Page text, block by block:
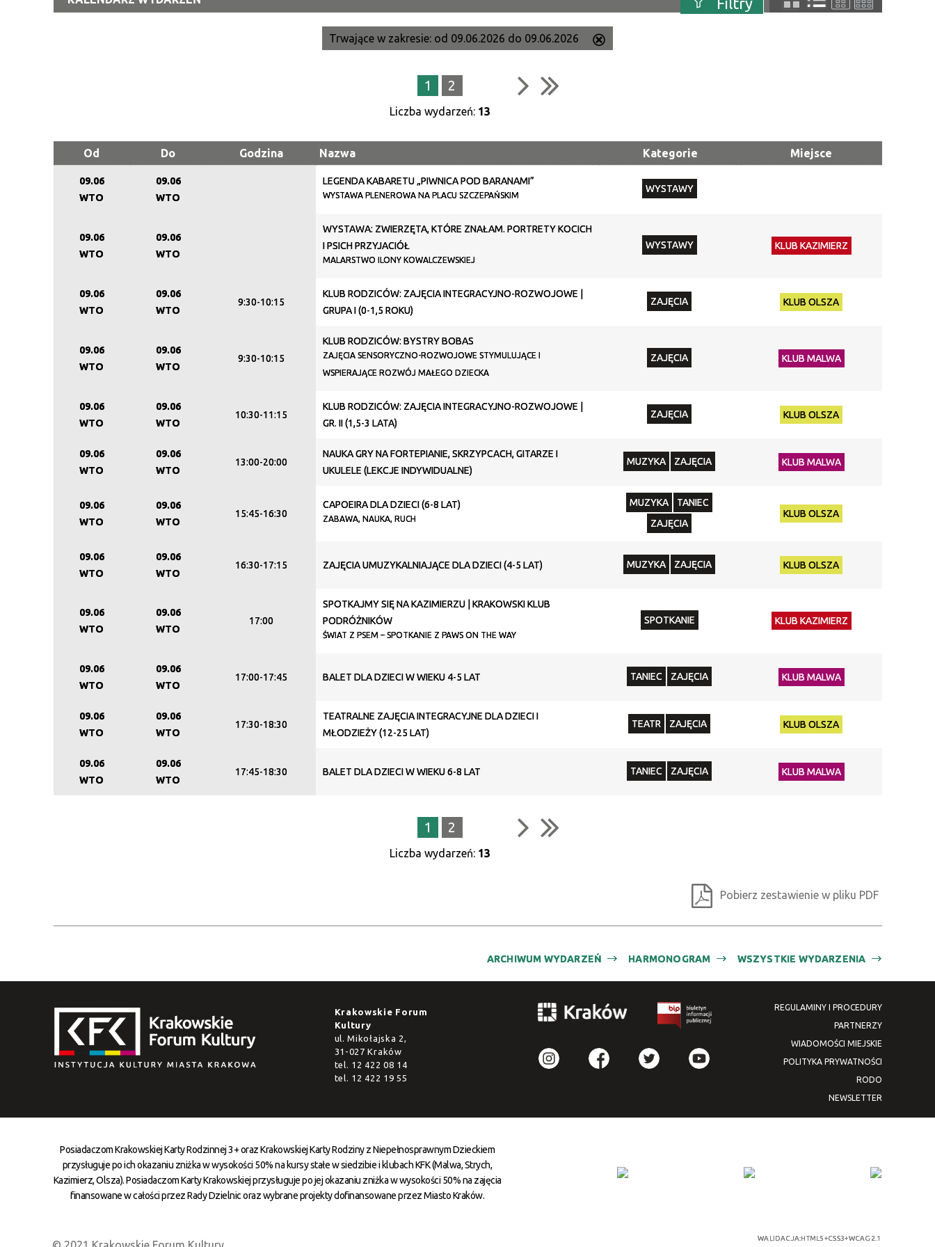
Miejsce
Trwające w zakresie: od 09.06.2026 do 09.06.2026
1 2
Liczba wydarzeń: 13
Od Do Godzina Nazwa Kategorie Miejsce
09.06
WTO
09.06
WTO
LEGENDA KABARETU „PIWNICA POD BARANAMI”
WYSTAWA PLENEROWA NA PLACU SZCZEPAŃSKIM
WYSTAWY
09.06
WTO
09.06
WTO
WYSTAWA: ZWIERZĘTA, KTÓRE ZNAŁAM. PORTRETY KOCICH
I PSICH PRZYJACIÓŁ
MALARSTWO ILONY KOWALCZEWSKIEJ
WYSTAWY KLUB KAZIMIERZ
09.06
WTO
09.06
WTO
9:30-10:15
KLUB RODZICÓW: ZAJĘCIA INTEGRACYJNO-ROZWOJOWE |
GRUPA I (0-1,5 ROKU)
ZAJĘCIA KLUB OLSZA
09.06
WTO
09.06
WTO
9:30-10:15
KLUB RODZICÓW: BYSTRY BOBAS
ZAJĘCIA SENSORYCZNO-ROZWOJOWE STYMULUJĄCE I
WSPIERAJĄCE ROZWÓJ MAŁEGO DZIECKA
ZAJĘCIA KLUB MALWA
09.06
WTO
09.06
WTO
10:30-11:15
KLUB RODZICÓW: ZAJĘCIA INTEGRACYJNO-ROZWOJOWE |
GR. II (1,5-3 LATA)
ZAJĘCIA KLUB OLSZA
09.06
WTO
09.06
WTO
13:00-20:00
NAUKA GRY NA FORTEPIANIE, SKRZYPCACH, GITARZE I
UKULELE (LEKCJE INDYWIDUALNE)
MUZYKA ZAJĘCIA KLUB MALWA
09.06
WTO
09.06
WTO
15:45-16:30
CAPOEIRA DLA DZIECI (6-8 LAT)
ZABAWA, NAUKA, RUCH
MUZYKA
TANIEC
ZAJĘCIA
KLUB OLSZA
09.06
WTO
09.06
WTO
16:30-17:15 ZAJĘCIA UMUZYKALNIAJĄCE DLA DZIECI (4-5 LAT) MUZYKA ZAJĘCIA KLUB OLSZA
09.06
WTO
09.06
WTO
17:00
SPOTKAJMY SIĘ NA KAZIMIERZU | KRAKOWSKI KLUB
PODRÓŻNIKÓW
ŚWIAT Z PSEM – SPOTKANIE Z PAWS ON THE WAY
SPOTKANIE KLUB KAZIMIERZ
09.06
WTO
09.06
WTO
17:00-17:45 BALET DLA DZIECI W WIEKU 4-5 LAT TANIEC ZAJĘCIA KLUB MALWA
09.06
WTO
09.06
WTO
17:30-18:30
TEATRALNE ZAJĘCIA INTEGRACYJNE DLA DZIECI I
MŁODZIEŻY (12-25 LAT)
TEATR ZAJĘCIA KLUB OLSZA
09.06
WTO
09.06
WTO
17:45-18:30 BALET DLA DZIECI W WIEKU 6-8 LAT TANIEC ZAJĘCIA KLUB MALWA
1 2
Liczba wydarzeń: 13
Pobierz zestawienie w pliku PDF
WSZYSTKIE WYDARZENIA
HARMONOGRAM
ARCHIWUM WYDARZEŃ
Krakowskie Forum
Kultury
ul. Mikołajska 2,
31-027 Kraków
tel. 12 422 08 14
tel. 12 422 19 55
REGULAMINY I PROCEDURY
PARTNERZY
WIADOMOŚCI MIEJSKIE
POLITYKA PRYWATNOŚCI
RODO
NEWSLETTER
Posiadaczom Krakowskiej Karty Rodzinnej 3+ oraz Krakowskiej Karty Rodziny z Niepełnosprawnym Dzieckiem
przysługuje po ich okazaniu zniżka w wysokości 50% na kursy stałe w siedzibie i klubach KFK (Malwa, Strych,
Kazimierz, Olsza). Posiadaczom Karty Krakowskiej przysługuje po jej okazaniu zniżka w wysokości 50% na zajęcia
finansowane w całości przez Rady Dzielnic oraz wybrane projekty dofinansowane przez Miasto Kraków.
WALIDACJA:HTML5+CSS3+WCAG 2.1